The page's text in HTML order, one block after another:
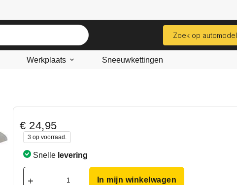
Zoek op automodel
Werkplaats Sneeuwkettingen
€24,95
3 op voorraad.
Snelle levering
In mijn winkelwagen